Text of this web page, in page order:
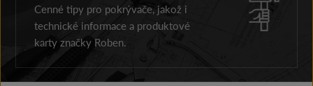
Cenné tipy pro pokrývače, jakož i
technické informace a produktové
karty značky Roben.